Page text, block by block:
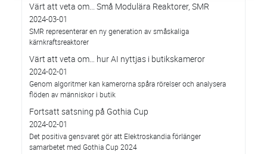
Värt att veta om... Små Modulära Reaktorer, SMR
2024-03-01
SMR representerar en ny generation av småskaliga
kärnkraftsreaktorer
Värt att veta om… hur AI nyttjas i butikskameror
2024-02-01
Genom algoritmer kan kamerorna spåra rörelser och analysera
flöden av människor i butik
Fortsatt satsning på Gothia Cup
2024-02-01
Det positiva gensvaret gör att Elektroskandia förlänger
samarbetet med Gothia Cup 2024